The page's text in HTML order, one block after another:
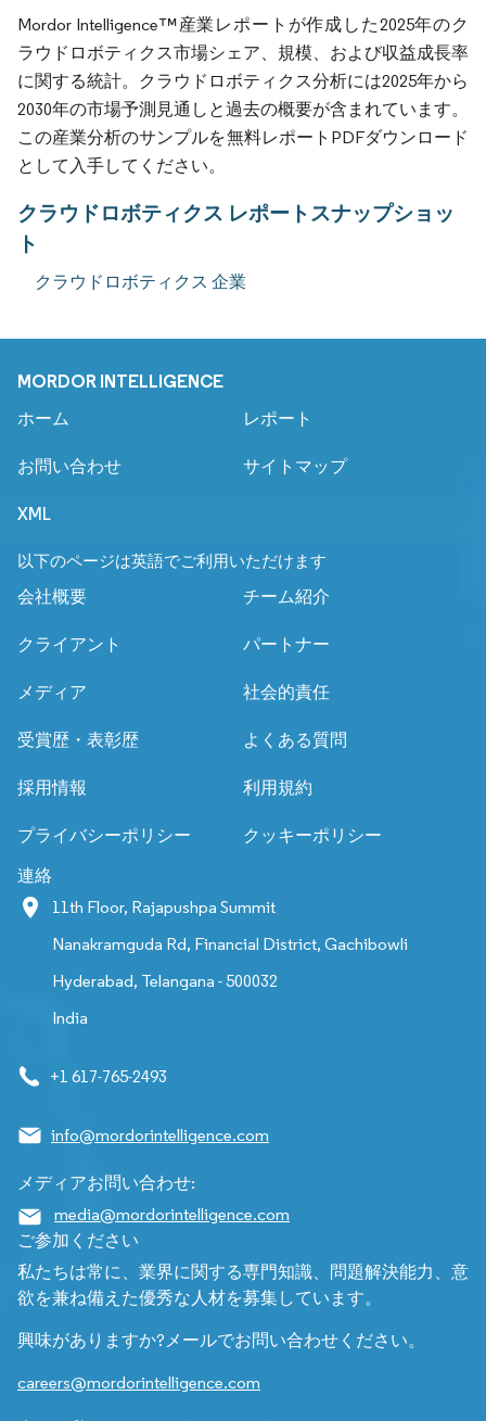
Mordor Intelligence™産業レポートが作成した2025年のク
ラウドロボティクス市場シェア、規模、および収益成長率
に関する統計。クラウドロボティクス分析には2025年から
2030年の市場予測見通しと過去の概要が含まれています。
この産業分析のサンプルを無料レポートPDFダウンロード
として入手してください。
クラウドロボティクス レポートスナップショッ
ト
クラウドロボティクス 企業
MORDOR INTELLIGENCE
ホーム レポート
お問い合わせ サイトマップ
XML
以下のページは英語でご利用いただけます
会社概要
チーム紹介
クライアント パートナー
メディア 社会的責任
受賞歴・表彰歴 よくある質問
採用情報 利用規約
プライバシーポリシー クッキーポリシー
連絡
11th Floor, Rajapushpa Summit
Nanakramguda Rd, Financial District, Gachibowli
Hyderabad, Telangana - 500032
India
+1 617-765-2493
info@mordorintelligence.com
メディアお問い合わせ:
media@mordorintelligence.com
ご参加ください
私たちは常に、業界に関する専門知識、問題解決能力、意
欲を兼ね備えた優秀な人材を募集しています。
興味がありますか?メールでお問い合わせください。
careers@mordorintelligence.com